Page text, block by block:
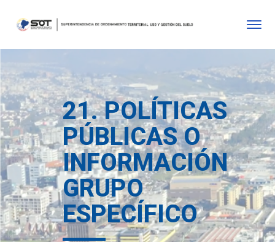
21. POLÍTICAS
PÚBLICAS O
INFORMACIÓN
GRUPO
ESPECÍFICO